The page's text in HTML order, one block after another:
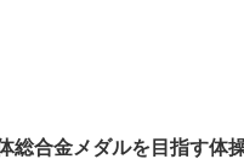
総合金メダルを目指す体